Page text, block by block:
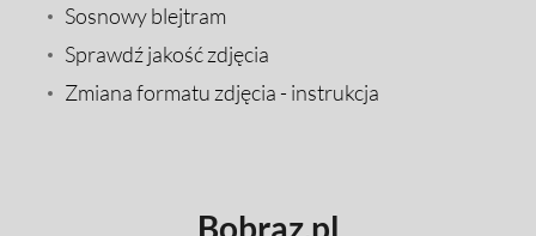
Sosnowy blejtram
Sprawdź jakość zdjęcia
Zmiana formatu zdjęcia - instrukcja
Bobraz.pl